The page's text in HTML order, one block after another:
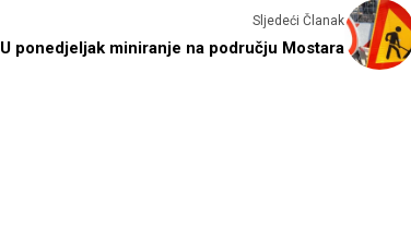
Sljedeći Članak
U ponedjeljak miniranje na području Mostara